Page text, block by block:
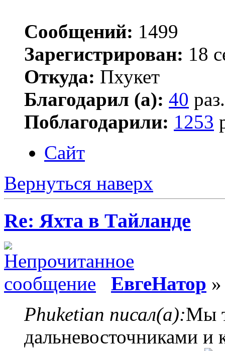
Сообщений: 1499
Зарегистрирован: 18
Откуда: Пхукет
Благодарил (а): 40 раз.
Поблагодарили: 1253
Сайт
Вернуться наверх
Re: Яхта в Тайланде
ЕвгеНатор
Phuketian писал(а):Мы
дальневосточниками и